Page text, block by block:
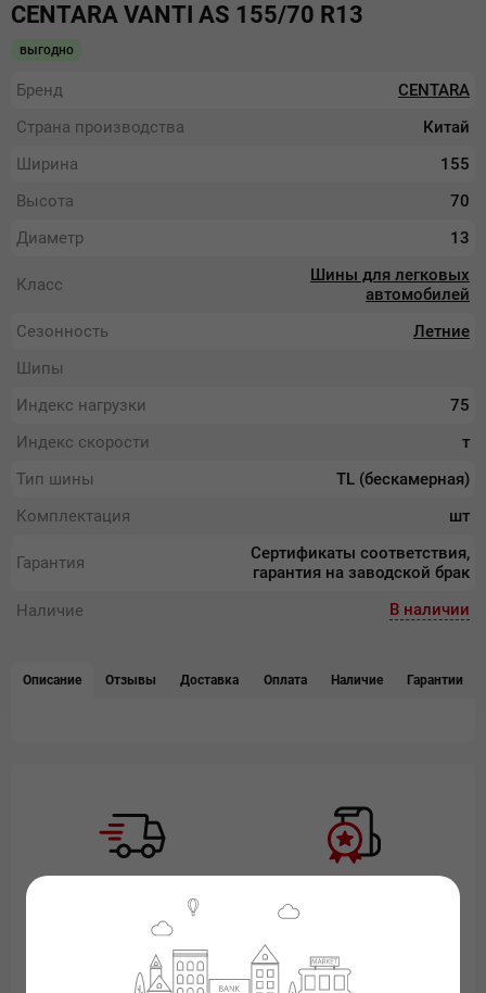
CENTARA VANTI AS 155/70 R13
выгодно
Бренд
CENTARA
Страна производства
Китай
Ширина
155
Высота
70
Диаметр
13
Класс
Шины для легковых
автомобилей
Сезонность
Летние
Шипы
Индекс нагрузки
75
Индекс скорости
т
Тип шины
TL (бескамерная)
Комплектация
шт
Гарантия
Сертификаты соответствия,
гарантия на заводской брак
Наличие
В наличии
Описание Отзывы Доставка Оплата Наличие Гарантии
Быстрая доставка по
Казахстану
Официальный дилер